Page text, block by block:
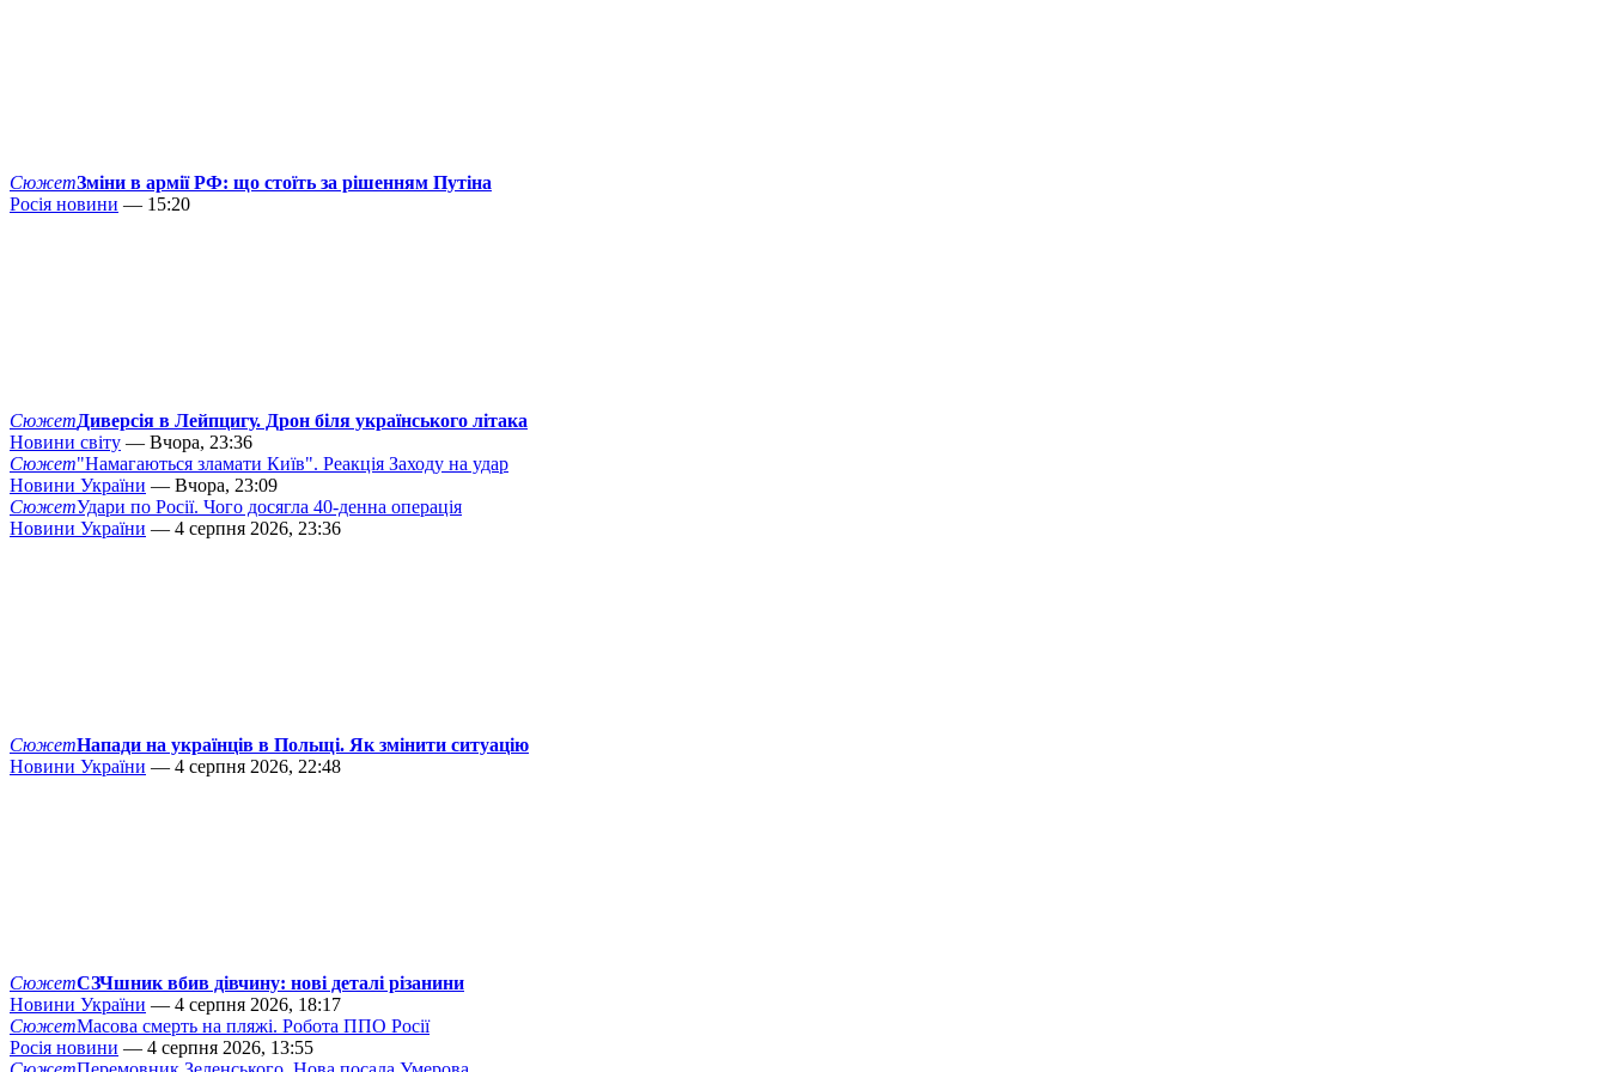
СюжетЗміни в армії РФ: що стоїть за рішенням Путіна
Росія новини — 15:20
СюжетДиверсія в Лейпцигу. Дрон біля українського літака
Новини світу — Вчора, 23:36
Сюжет"Намагаються зламати Київ". Реакція Заходу на удар
Новини України — Вчора, 23:09
СюжетУдари по Росії. Чого досягла 40-денна операція
Новини України — 4 серпня 2026, 23:36
СюжетНапади на українців в Польщі. Як змінити ситуацію
Новини України — 4 серпня 2026, 22:48
СюжетСЗЧшник вбив дівчину: нові деталі різанини
Новини України — 4 серпня 2026, 18:17
СюжетМасова смерть на пляжі. Робота ППО Росії
Росія новини — 4 серпня 2026, 13:55